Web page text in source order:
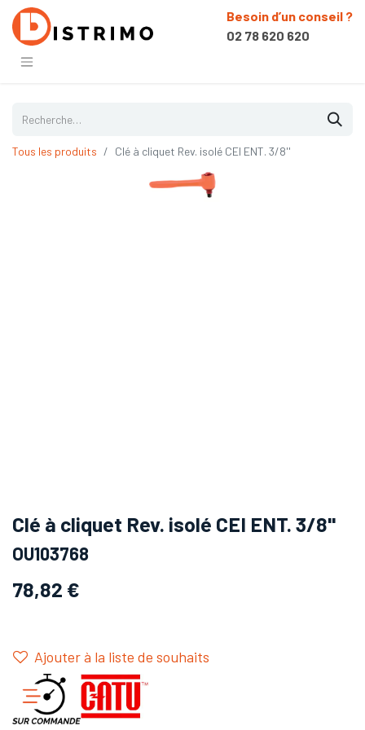
Besoin d’un conseil ?
02 78 620 620
Tous les produits Clé à cliquet Rev. isolé CEI ENT. 3/8''
Clé à cliquet Rev. isolé CEI ENT. 3/8''
OU103768
78,82 €
Ajouter à la liste de souhaits